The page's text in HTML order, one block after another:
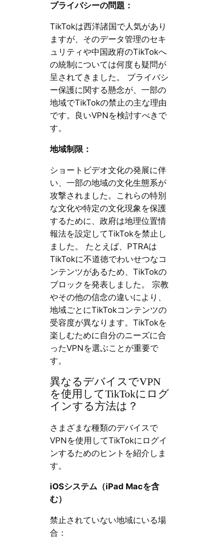
プライバシーの問題：
TikTokは西洋諸国で人気があり
ますが、そのデータ管理のセキ
ュリティや中国政府のTikTokへ
の統制については何度も疑問が
呈されてきました。 プライバシ
ー保護に関する懸念が、一部の
地域でTikTokの禁止の主な理由
です。良いVPNを検討すべきで
す。
地域制限：
ショートビデオ文化の発展に伴
い、一部の地域の文化生態系が
攻撃されました。これらの特別
な文化や特定の文化現象を保護
するために、政府は地理位置情
報法を設定してTikTokを禁止し
ました。 たとえば、PTRAは
TikTokに不道徳でわいせつなコ
ンテンツがあるため、TikTokの
ブロックを発表しました。 宗教
やその他の信念の違いにより、
地域ごとにTikTokコンテンツの
受容度が異なります。TikTokを
楽しむために自分のニーズに合
ったVPNを選ぶことが重要で
す。
異なるデバイスでVPN
を使用してTikTokにログ
インする方法は？
さまざまな種類のデバイスで
VPNを使用してTikTokにログイ
ンするためのヒントを紹介しま
す。
iOSシステム（iPad Macを含
む）
禁止されていない地域にいる場
合：